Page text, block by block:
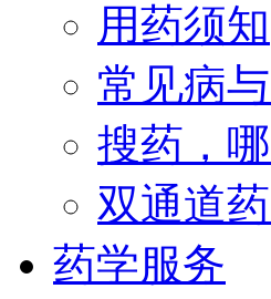
用药须知
常见病
搜药，
双通道
药学服务